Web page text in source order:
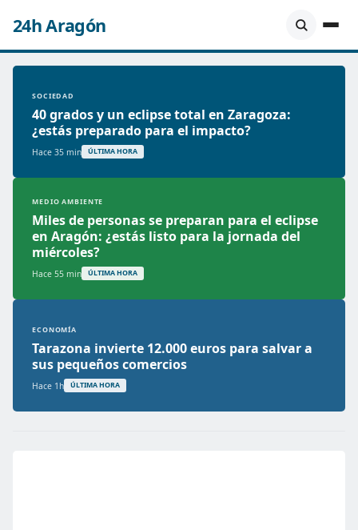
24h Aragón
SOCIEDAD
40 grados y un eclipse total en Zaragoza:
¿estás preparado para el impacto?
Hace 35 min ÚLTIMA HORA
MEDIO AMBIENTE
Miles de personas se preparan para el eclipse
en Aragón: ¿estás listo para la jornada del
miércoles?
Hace 55 min ÚLTIMA HORA
ECONOMÍA
Tarazona invierte 12.000 euros para salvar a
sus pequeños comercios
Hace 1h ÚLTIMA HORA